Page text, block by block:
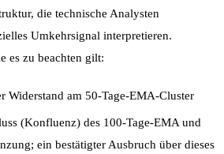
die technische Analysten
Umkehrsignal interpretieren.
es zu beachten gilt:
Widerstand am 50-Tage-EMA-Cluster
(Konfluenz) des 100-Tage-EMA und
ein bestätigter Ausbruch über dieses